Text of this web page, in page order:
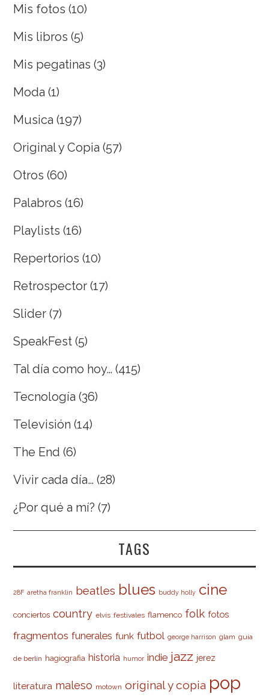
Mis fotos (10)
Mis libros (5)
Mis pegatinas (3)
Moda (1)
Musica (197)
Original y Copia (57)
Otros (60)
Palabros (16)
Playlists (16)
Repertorios (10)
Retrospector (17)
Slider (7)
SpeakFest (5)
Tal día como hoy… (415)
Tecnología (36)
Televisión (14)
The End (6)
Vivir cada día… (28)
¿Por qué a mí? (7)
TAGS
28F aretha franklin beatles blues buddy holly cine
conciertos country elvis festivales flamenco folk fotos
fragmentos funerales funk futbol george harrison glam guía
de berlín hagiografia historia humor indie jazz jerez
literatura maleso motown original y copia pop